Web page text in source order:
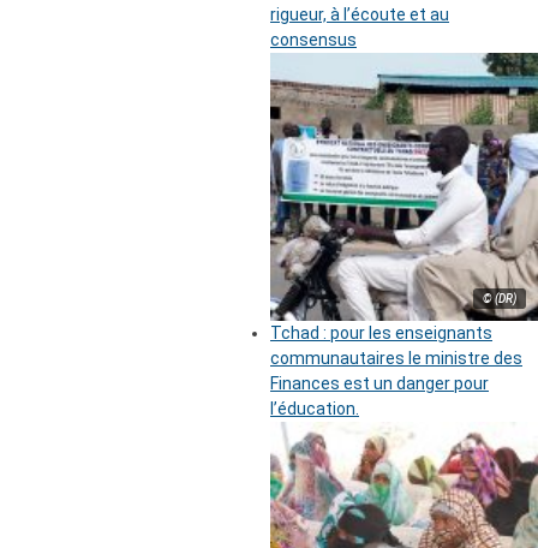
rigueur, à l’écoute et au
consensus
© (DR)
Tchad : pour les enseignants
communautaires le ministre des
Finances est un danger pour
l’éducation.